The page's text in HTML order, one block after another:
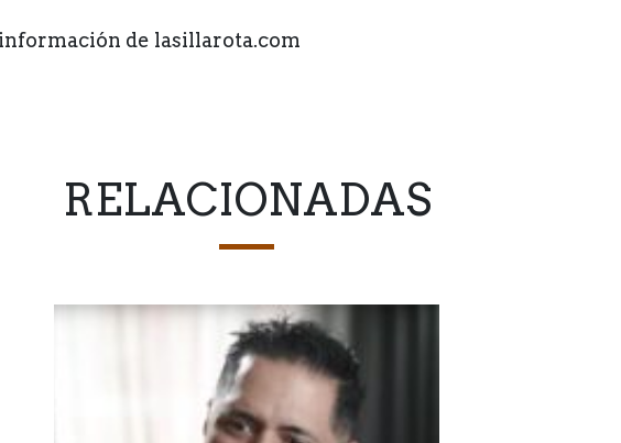
de lasillarota.com
RELACIONADAS